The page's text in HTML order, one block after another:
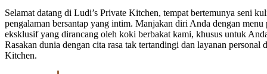
Selamat datang di Ludi’s Private Kitchen, tempat bertemunya seni
pengalaman bersantap yang intim. Manjakan diri Anda dengan
eksklusif yang dirancang oleh koki berbakat kami, khusus untuk
Rasakan dunia dengan cita rasa tak tertandingi dan layanan personal
Kitchen.